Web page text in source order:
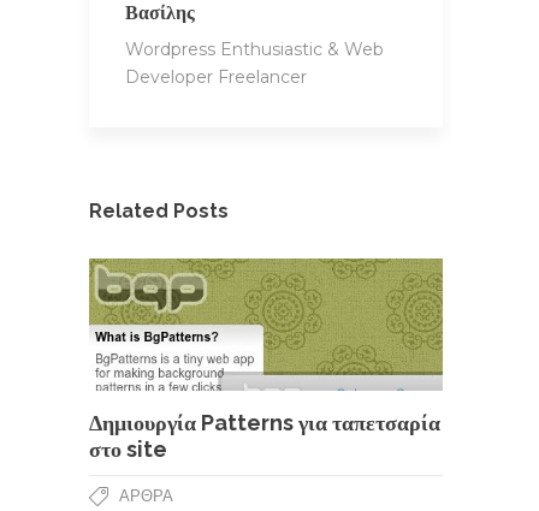
Βασίλης
Wordpress Enthusiastic & Web
Developer Freelancer
Related Posts
Δημιουργία Patterns για ταπετσαρία
στο site
ΆΡΘΡΑ